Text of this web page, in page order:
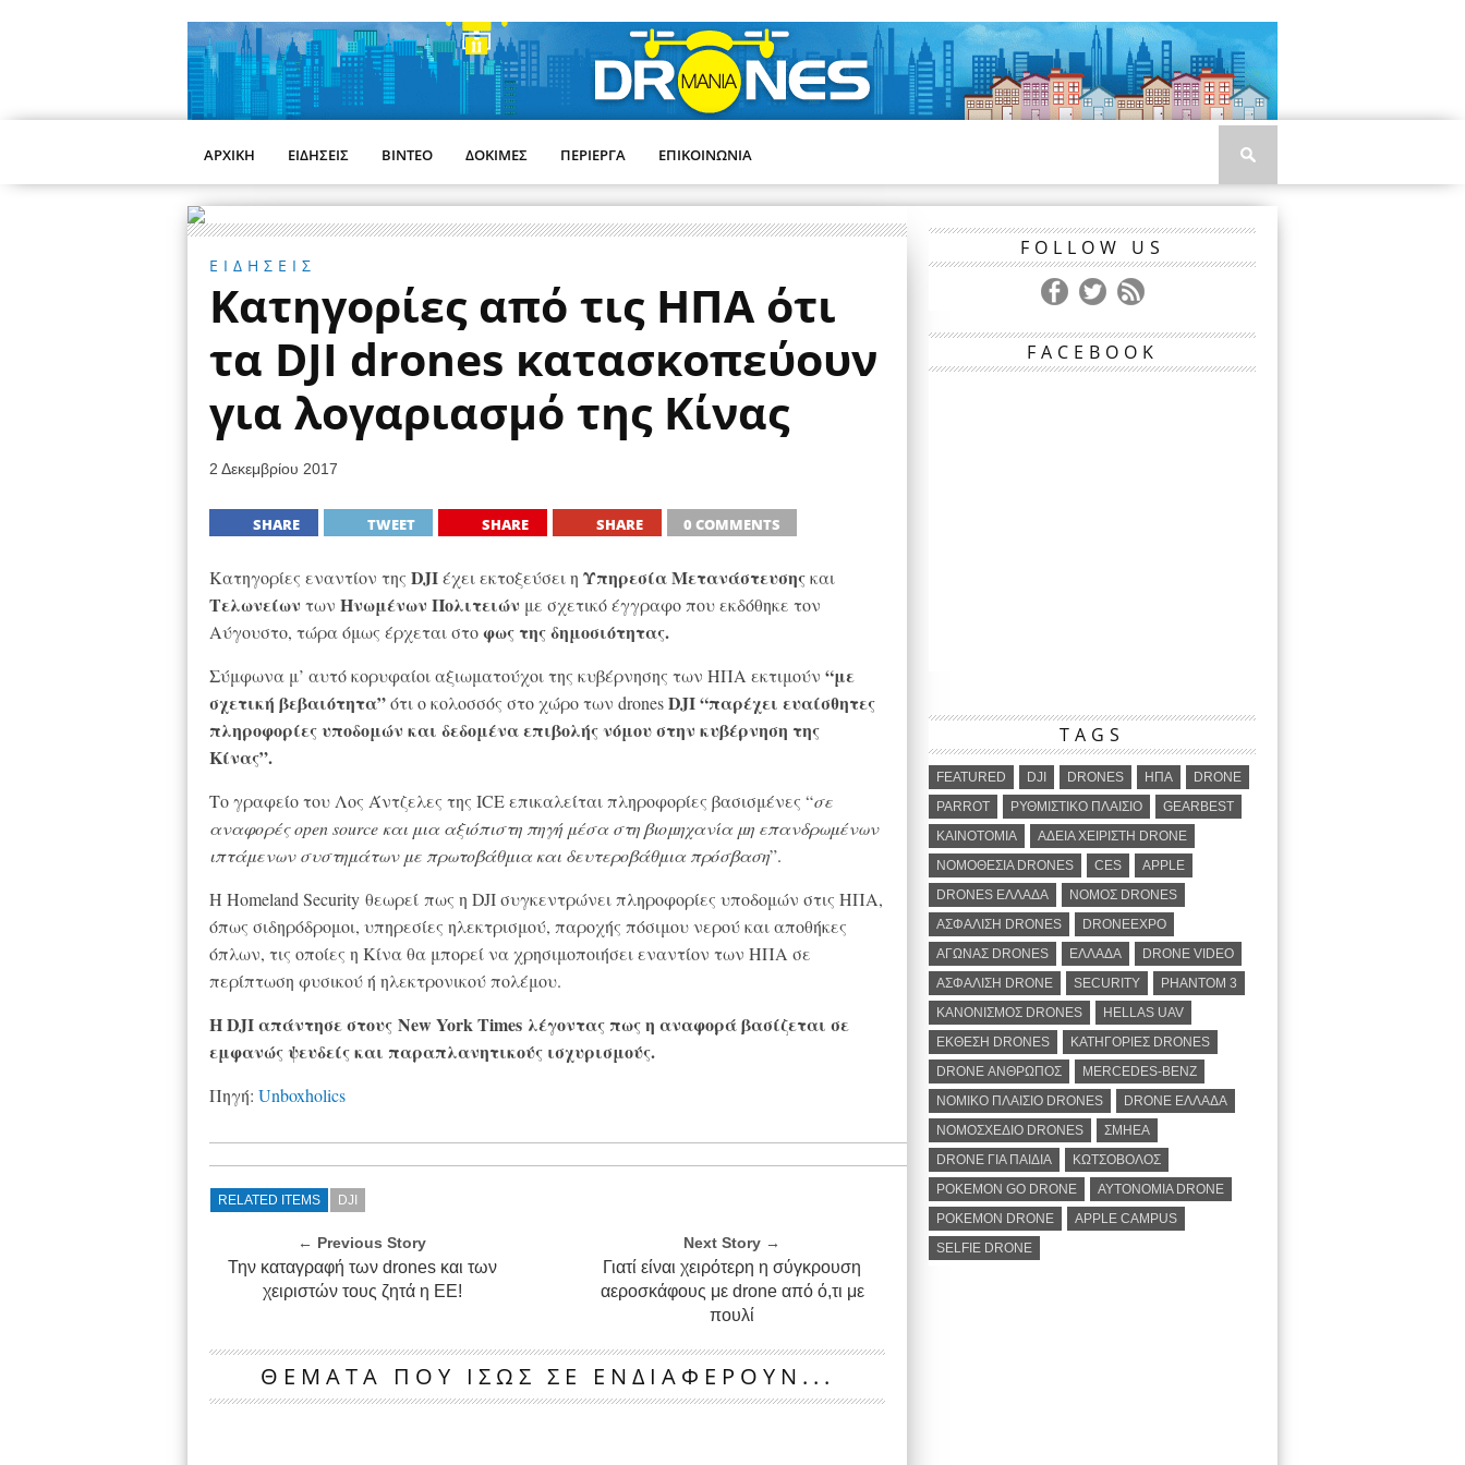
ΑΡΧΙΚΗ ΕΙΔΗΣΕΙΣ ΒΙΝΤΕΟ ΔΟΚΙΜΕΣ ΠΕΡΙΕΡΓΑ ΕΠΙΚΟΙΝΩΝΙΑ
ΕΙΔΗΣΕΙΣ
Κατηγορίες από τις ΗΠΑ ότι
τα DJI drones κατασκοπεύουν
για λογαριασμό της Κίνας
2 Δεκεμβρίου 2017
SHARE TWEET SHARE SHARE 0 COMMENTS
Κατηγορίες εναντίον της DJIέχει εκτοξεύσει η Υπηρεσία Μετανάστευσηςκαι
Τελωνείων των Ηνωμένων Πολιτειών με σχετικό έγγραφο που εκδόθηκε τον
Αύγουστο, τώρα όμως έρχεται στοφως της δημοσιότητας.
Σύμφωνα μ’ αυτό κορυφαίοι αξιωματούχοι της κυβέρνησης των ΗΠΑ εκτιμούν “με
σχετική βεβαιότητα”ότι ο κολοσσός στο χώρο των dronesDJI“παρέχει ευαίσθητες
πληροφορίες υποδομών και δεδομένα επιβολής νόμου στην κυβέρνηση της
Κίνας”.
Το γραφείο του Λος Άντζελες της ICE επικαλείται πληροφορίες βασισμένες “σε
αναφορές open source και μια αξιόπιστη πηγή μέσα στη βιομηχανία μη επανδρωμένων
ιπτάμενων συστημάτων με πρωτοβάθμια και δευτεροβάθμια πρόσβαση”.
Η Homeland Security θεωρεί πως η DJI συγκεντρώνει πληροφορίες υποδομών στις ΗΠΑ,
όπως σιδηρόδρομοι, υπηρεσίες ηλεκτρισμού, παροχής πόσιμου νερού και αποθήκες
όπλων, τις οποίες η Κίνα θα μπορεί να χρησιμοποιήσει εναντίον των ΗΠΑ σε
περίπτωση φυσικού ή ηλεκτρονικού πολέμου.
Η DJI απάντησε στους New York Times λέγοντας πως η αναφορά βασίζεται σε
εμφανώς ψευδείς και παραπλανητικούς ισχυρισμούς.
Πηγή: Unboxholics
RELATED ITEMS DJI
← Previous Story
Την καταγραφή των drones και των
χειριστών τους ζητά η ΕΕ!
Next Story →
Γιατί είναι χειρότερη η σύγκρουση
αεροσκάφους με drone από ό,τι με
πουλί
ΘΕΜΑΤΑ ΠΟΥ ΙΣΩΣ ΣΕ ΕΝΔΙΑΦΕΡΟΥΝ...
FOLLOW US
FACEBOOK
TAGS
FEATURED DJI DRONES ΗΠΑ
DRONE
PARROT
ΡΥΘΜΙΣΤΙΚΟ ΠΛΑΙΣΙΟ
GEARBEST
ΚΑΙΝΟΤΟΜΙΑ
ΑΔΕΙΑ ΧΕΙΡΙΣΤΗ DRONE
ΝΟΜΟΘΕΣΙΑ DRONES
CES
APPLE
DRONES ΕΛΛΑΔΑ
ΝΟΜΟΣ DRONES
ΑΣΦΑΛΙΣΗ DRONES
DRONEEXPO
ΑΓΩΝΑΣ DRONES
ΕΛΛΑΔΑ
DRONE VIDEO
ΑΣΦΑΛΙΣΗ DRONE
SECURITY
PHANTOM 3
ΚΑΝΟΝΙΣΜΟΣ DRONES
HELLAS UAV
ΕΚΘΕΣΗ DRONES
ΚΑΤΗΓΟΡΙΕΣ DRONES
DRONE ΑΝΘΡΩΠΟΣ
MERCEDES-BENZ
ΝΟΜΙΚΟ ΠΛΑΙΣΙΟ DRONES
DRONE ΕΛΛΑΔΑ
ΝΟΜΟΣΧΕΔΙΟ DRONES
ΣΜΗΕΑ
DRONE ΓΙΑ ΠΑΙΔΙΑ
ΚΩΤΣΟΒΟΛΟΣ
POKEMON GO DRONE
ΑΥΤΟΝΟΜΙΑ DRONE
POKEMON DRONE
APPLE CAMPUS
SELFIE DRONE